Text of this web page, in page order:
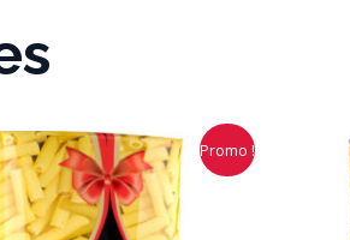
Promo !
Le
prix
initial
était :
د.ج 95,00.
Le
prix
actuel
est :